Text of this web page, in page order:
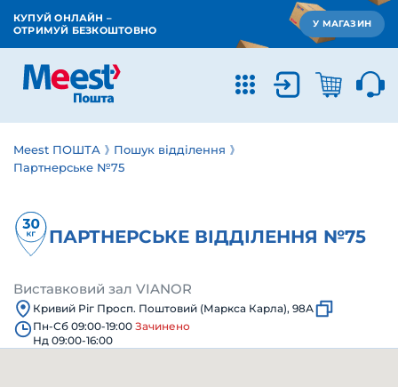
КУПУЙ ОНЛАЙН –
ОТРИМУЙ БЕЗКОШТОВНО
У МАГАЗИН
Meest ПОШТА
Пошук відділення
Партнерське №75
ПАРТНЕРСЬКЕ ВІДДІЛЕННЯ №75
Виставковий зал VIANOR
Кривий Ріг Просп. Поштовий (Маркса Карла), 98А
Пн-Сб 09:00-19:00 Зачинено
Нд 09:00-16:00